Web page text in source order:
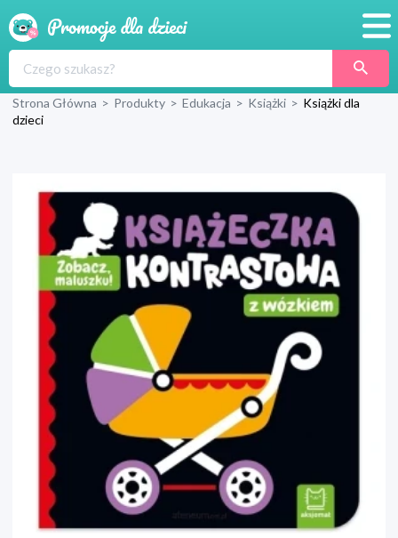
Produkty
Blog
Wyprawka
Strona Główna > Produkty > Edukacja > Książki > Książki dla
dzieci